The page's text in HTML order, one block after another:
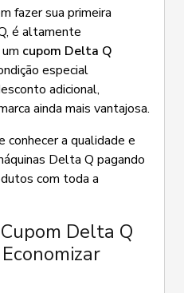
fazer sua primeira
é altamente
cupom Delta Q
especial
adicional,
ainda mais vantajosa.
conhecer a qualidade e
Delta Q pagando
com toda a
Delta Q